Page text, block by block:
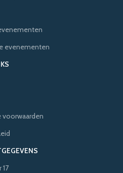
evenementen
voorwaarden